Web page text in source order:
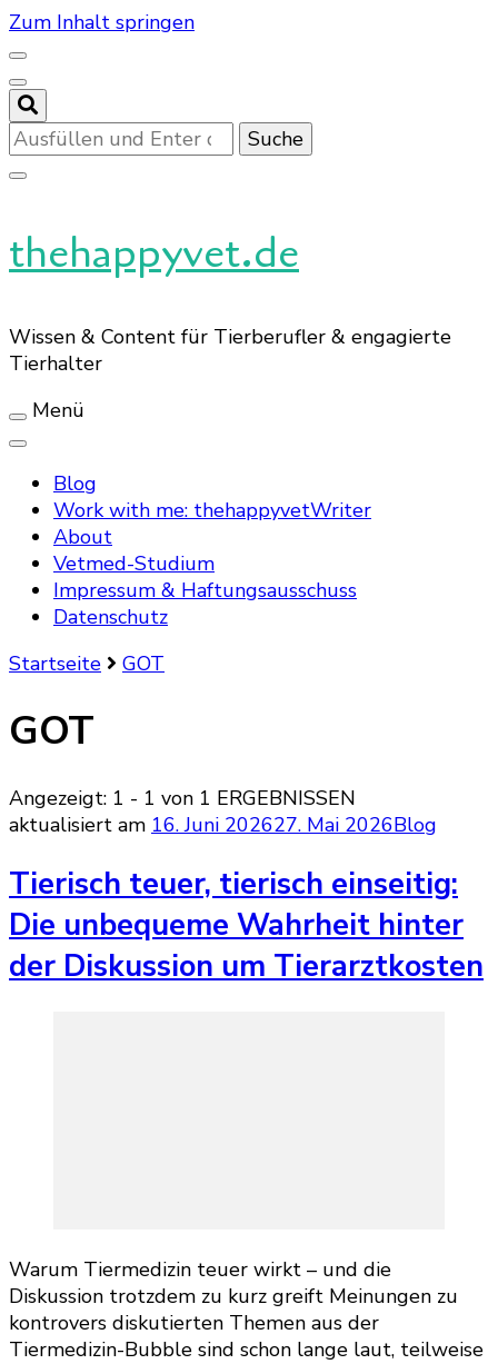
Zum Inhalt springen
Suchst
du
nach
thehappyvet.de
Wissen & Content für Tierberufler & engagierte
Tierhalter
Menü
Blog
Work with me: thehappyvetWriter
About
Vetmed-Studium
Impressum & Haftungsausschuss
Datenschutz
Startseite
GOT
GOT
Angezeigt: 1 - 1 von 1 ERGEBNISSEN
aktualisiert am 16. Juni 202627. Mai 2026Blog
Tierisch teuer, tierisch einseitig:
Die unbequeme Wahrheit hinter
der Diskussion um Tierarztkosten
Warum Tiermedizin teuer wirkt – und die
Diskussion trotzdem zu kurz greift Meinungen zu
kontrovers diskutierten Themen aus der
Tiermedizin-Bubble sind schon lange laut, teilweise